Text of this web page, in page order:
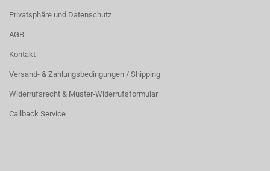
Privatsphäre und Datenschutz
AGB
Kontakt
Versand- & Zahlungsbedingungen / Shipping
Widerrufsrecht & Muster-Widerrufsformular
Callback Service